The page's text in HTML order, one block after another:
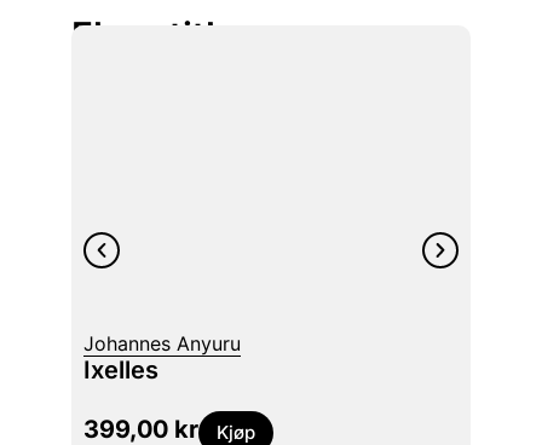
Flere titler
Johannes Anyuru
Ixelles
399,00 kr Kjøp